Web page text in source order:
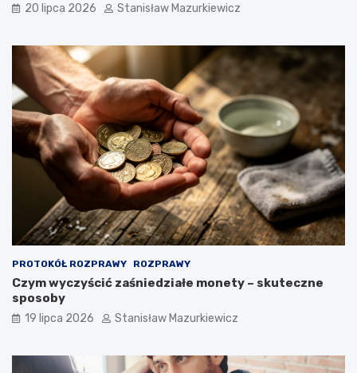
20 lipca 2026 Stanisław Mazurkiewicz
PROTOKÓŁ ROZPRAWY ROZPRAWY
Czym wyczyścić zaśniedziałe monety – skuteczne
sposoby
19 lipca 2026 Stanisław Mazurkiewicz